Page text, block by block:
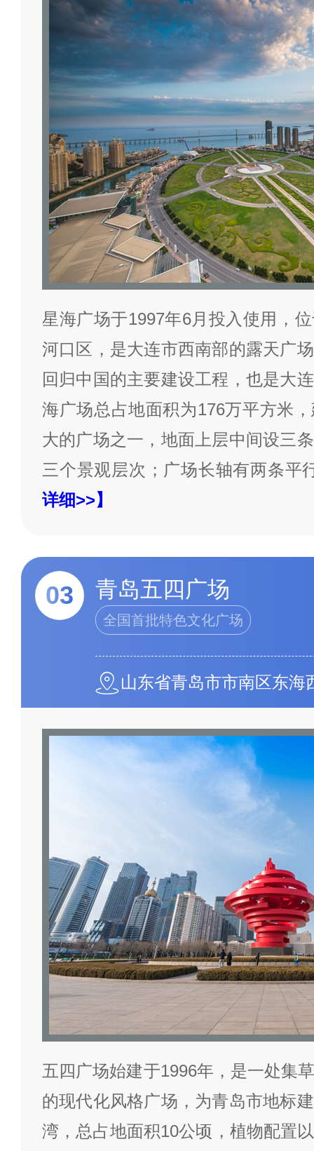
星海广场于1997年6月投入使用，
河口区，是大连市西南部的露天广
回归中国的主要建设工程，也是大
海广场总占地面积为176万平方米
大的广场之一，地面上层中间设三
三个景观层次；广场长轴有两条平
详细>>】
03 青岛五四广场
全国首批特色文化广场
山东省青岛市市南区东海
五四广场始建于1996年，是一处集
的现代化风格广场，为青岛市地标
湾，总占地面积10公顷，植物配置